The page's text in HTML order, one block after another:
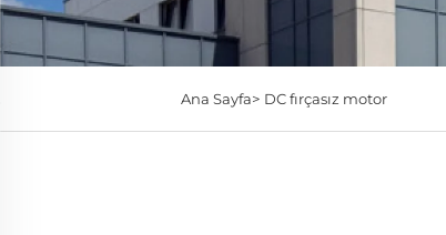
Ana Sayfa> DC fırçasız motor